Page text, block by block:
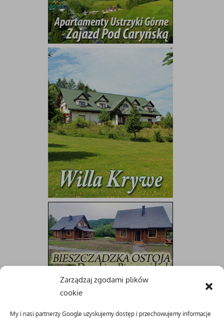
Zarządzaj zgodami plików
cookie
My i nasi partnerzy Google uzyskujemy dostęp i przechowujemy informacje